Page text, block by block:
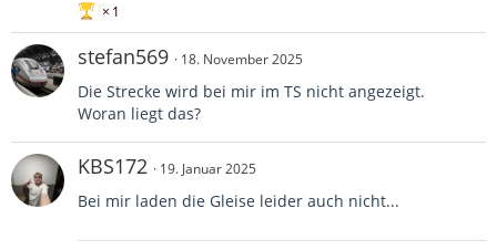
1
stefan569 18. November 2025
Die Strecke wird bei mir im TS nicht angezeigt.
Woran liegt das?
KBS172 19. Januar 2025
Bei mir laden die Gleise leider auch nicht...